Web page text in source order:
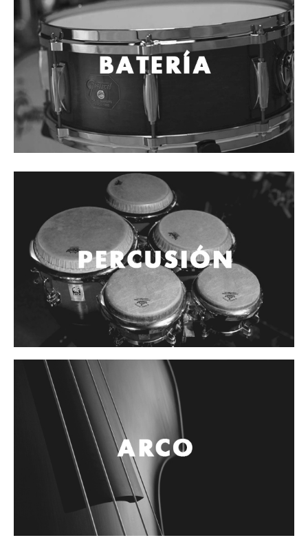
Cables
Audio Profesional
Columnas pasivas
Columnas activas
Amplificadores
Consolas mezcladoras
Procesadores y efectos
Monitores de estudio
Interfaz para grabación
Audífonos y monitoreo personal
Estantes y soportes
Instalaciones y publicidad
Accesorios
Tornamesa
Mezcladora
Interfaz
Audifonos
Accesorios
Luces y Escenario